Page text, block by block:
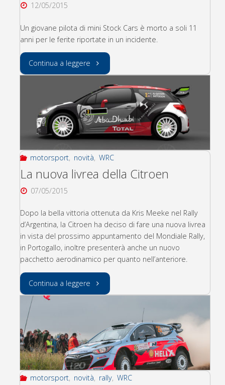
12/05/2015
Un giovane pilota di mini Stock Cars è morto a soli 11
anni per le ferite riportate in un incidente.
Continua a leggere "Tragedia
nel
mondo
delle
Stock
Cars"
motorsport, novità, WRC
La nuova livrea della Citroen
07/05/2015
Dopo la bella vittoria ottenuta da Kris Meeke nel Rally
d’Argentina, la Citroen ha deciso di fare una nuova livrea
in vista del prossimo appuntamento del Mondiale Rally,
in Portogallo, inoltre presenterà anche un nuovo
pacchetto aerodinamico per quanto nell’anteriore.
Continua a leggere "La
della
Citroen"
motorsport, novità, rally, WRC